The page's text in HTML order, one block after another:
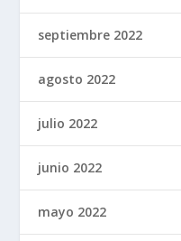
septiembre 2022
agosto 2022
julio 2022
junio 2022
mayo 2022